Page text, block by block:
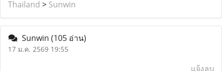
Thailand > Sunwin
Sunwin (105 อ่าน)
17 ม.ค. 2569 19:55
แจ้งลบ